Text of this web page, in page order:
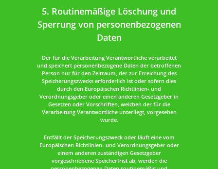
5. Routinemäßige Löschung und
Sperrung von personenbezogenen
Daten
Der für die Verarbeitung Verantwortliche verarbeitet
und speichert personenbezogene Daten der betroffenen
Person nur für den Zeitraum, der zur Erreichung des
Speicherungszwecks erforderlich ist oder sofern dies
durch den Europäischen Richtlinien- und
Verordnungsgeber oder einen anderen Gesetzgeber in
Gesetzen oder Vorschriften, welchen der für die
Verarbeitung Verantwortliche unterliegt, vorgesehen
wurde.
Entfällt der Speicherungszweck oder läuft eine vom
Europäischen Richtlinien- und Verordnungsgeber oder
einem anderen zuständigen Gesetzgeber
vorgeschriebene Speicherfrist ab, werden die